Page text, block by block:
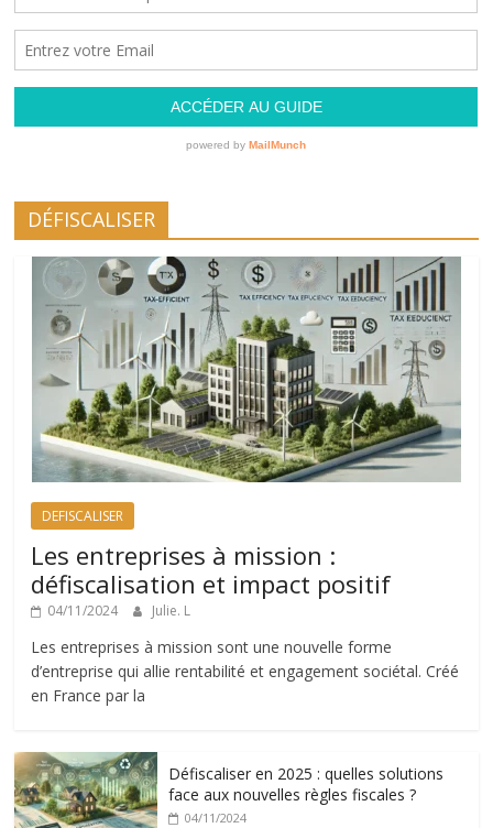
DÉFISCALISER
DEFISCALISER
Les entreprises à mission :
défiscalisation et impact positif
04/11/2024 Julie. L
Les entreprises à mission sont une nouvelle forme
d’entreprise qui allie rentabilité et engagement sociétal. Créé
en France par la
Défiscaliser en 2025 : quelles solutions
face aux nouvelles règles fiscales ?
04/11/2024